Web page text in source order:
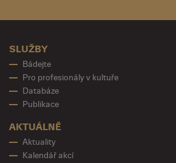
SLUŽBY
Bádejte
Pro profesionály v kultuře
Databáze
Publikace
AKTUÁLNĚ
Aktuality
Kalendář akcí